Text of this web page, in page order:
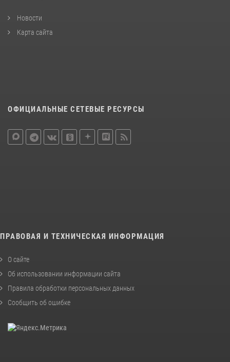
Новости
Карта сайта
ОФИЦИАЛЬНЫЕ СЕТЕВЫЕ РЕСУРСЫ
ПРАВОВАЯ И ТЕХНИЧЕСКАЯ ИНФОРМАЦИЯ
О сайте
Об использовании информации сайта
Правила обработки персональных данных
Сообщить об ошибке